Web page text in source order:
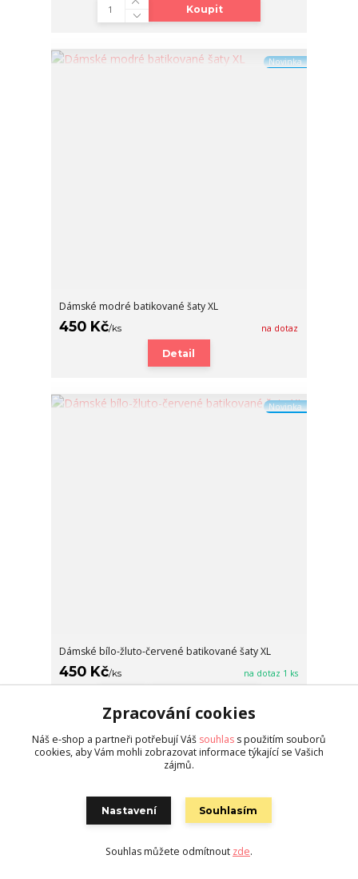
Koupit
Novinka
Dámské modré batikované šaty XL
450 Kč/ks na dotaz
Detail
Novinka
Dámské bílo-žluto-červené batikované šaty XL
450 Kč/ks na dotaz 1 ks
Novinka
Zpracování cookies
Náš e-shop a partneři potřebují Váš souhlas s použitím souborů
cookies, aby Vám mohli zobrazovat informace týkající se Vašich
zájmů.
Nastavení Souhlasím
Souhlas můžete odmítnout zde.